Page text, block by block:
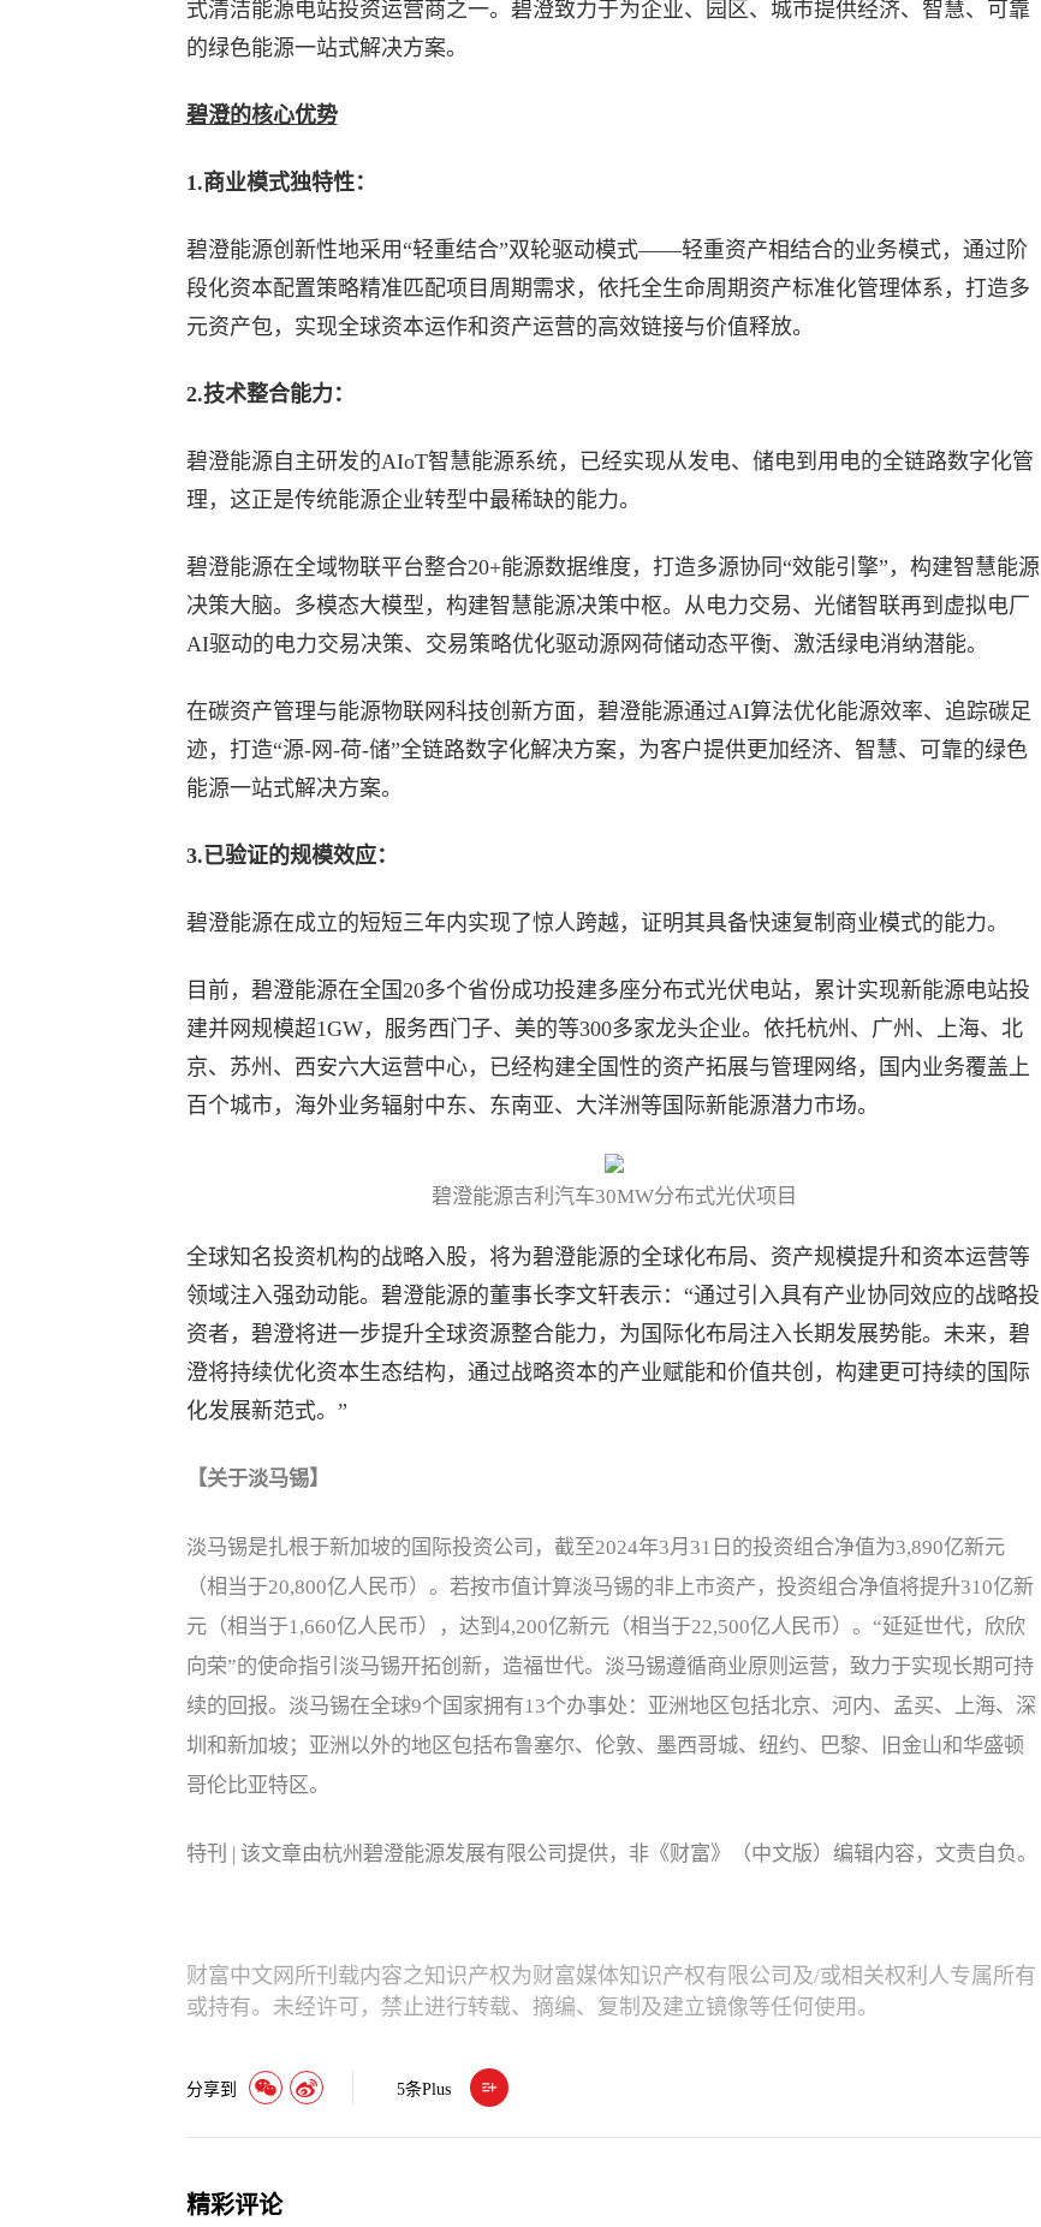
式清洁能源电站投资运营商之一。碧澄致力于为企业、园区、城市提供经济、智慧、可靠
的绿色能源一站式解决方案。
碧澄的核心优势
1.商业模式独特性：
碧澄能源创新性地采用“轻重结合”双轮驱动模式——轻重资产相结合的业务模式，通过阶
段化资本配置策略精准匹配项目周期需求，依托全生命周期资产标准化管理体系，打造多
元资产包，实现全球资本运作和资产运营的高效链接与价值释放。
2.技术整合能力：
碧澄能源自主研发的AIoT智慧能源系统，已经实现从发电、储电到用电的全链路数字化管
理，这正是传统能源企业转型中最稀缺的能力。
碧澄能源在全域物联平台整合20+能源数据维度，打造多源协同“效能引擎”，构建智慧能源
决策大脑。多模态大模型，构建智慧能源决策中枢。从电力交易、光储智联再到虚拟电厂
AI驱动的电力交易决策、交易策略优化驱动源网荷储动态平衡、激活绿电消纳潜能。
在碳资产管理与能源物联网科技创新方面，碧澄能源通过AI算法优化能源效率、追踪碳足
迹，打造“源-网-荷-储”全链路数字化解决方案，为客户提供更加经济、智慧、可靠的绿色
能源一站式解决方案。
3.已验证的规模效应：
碧澄能源在成立的短短三年内实现了惊人跨越，证明其具备快速复制商业模式的能力。
目前，碧澄能源在全国20多个省份成功投建多座分布式光伏电站，累计实现新能源电站投
建并网规模超1GW，服务西门子、美的等300多家龙头企业。依托杭州、广州、上海、北
京、苏州、西安六大运营中心，已经构建全国性的资产拓展与管理网络，国内业务覆盖上
百个城市，海外业务辐射中东、东南亚、大洋洲等国际新能源潜力市场。
碧澄能源吉利汽车30MW分布式光伏项目
全球知名投资机构的战略入股，将为碧澄能源的全球化布局、资产规模提升和资本运营等
领域注入强劲动能。碧澄能源的董事长李文轩表示：“通过引入具有产业协同效应的战略投
资者，碧澄将进一步提升全球资源整合能力，为国际化布局注入长期发展势能。未来，碧
澄将持续优化资本生态结构，通过战略资本的产业赋能和价值共创，构建更可持续的国际
化发展新范式。”
【关于淡马锡】
淡马锡是扎根于新加坡的国际投资公司，截至2024年3月31日的投资组合净值为3,890亿新元
（相当于20,800亿人民币）。若按市值计算淡马锡的非上市资产，投资组合净值将提升310亿新
元（相当于1,660亿人民币），达到4,200亿新元（相当于22,500亿人民币）。“延延世代，欣欣
向荣”的使命指引淡马锡开拓创新，造福世代。淡马锡遵循商业原则运营，致力于实现长期可持
续的回报。淡马锡在全球9个国家拥有13个办事处：亚洲地区包括北京、河内、孟买、上海、深
圳和新加坡；亚洲以外的地区包括布鲁塞尔、伦敦、墨西哥城、纽约、巴黎、旧金山和华盛顿
哥伦比亚特区。
特刊 | 该文章由杭州碧澄能源发展有限公司提供，非《财富》（中文版）编辑内容，文责自负。
财富中文网所刊载内容之知识产权为财富媒体知识产权有限公司及/或相关权利人专属所有
或持有。未经许可，禁止进行转载、摘编、复制及建立镜像等任何使用。
分享到 5条Plus
精彩评论